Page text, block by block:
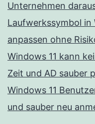
Unternehmen
Laufwerkssymbol in
anpassen ohne
Windows 11 kann
Zeit und AD sauber
Windows 11
und sauber neu